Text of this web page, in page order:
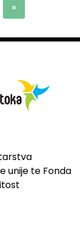
»
unije te Fonda